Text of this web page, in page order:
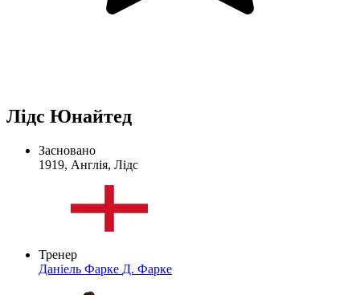
Лідс Юнайтед
Засновано
1919, Англія, Лідс
Тренер
Даніель Фарке Д. Фарке